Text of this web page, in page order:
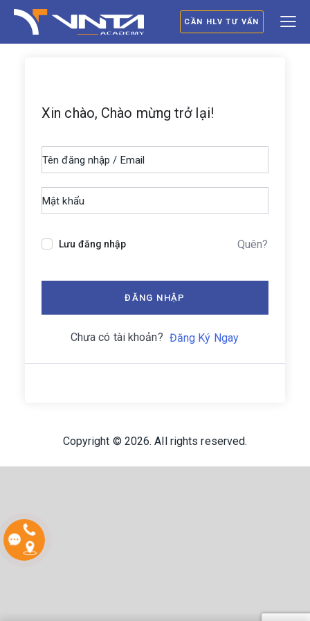
CẦN HLV TƯ VẤN
Xin chào, Chào mừng trở lại!
Lưu đăng nhập Quên?
ĐĂNG NHẬP
Chưa có tài khoản? Đăng Ký Ngay
Copyright © 2026. All rights reserved.